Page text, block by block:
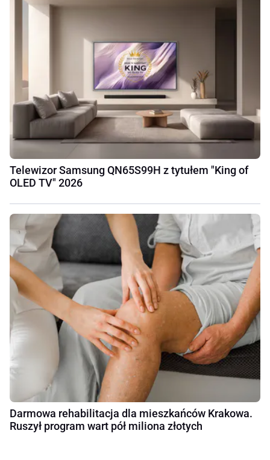
Telewizor Samsung QN65S99H z tytułem "King of
OLED TV" 2026
Darmowa rehabilitacja dla mieszkańców Krakowa.
Ruszył program wart pół miliona złotych